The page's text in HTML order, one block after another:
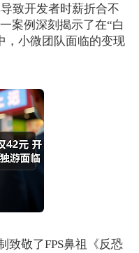
致开发者时薪折合不
案例深刻揭示了在“白
，小微团队面临的变现
敬了FPS鼻祖《反恐